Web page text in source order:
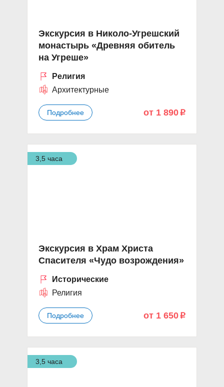
Экскурсия в Николо-Угрешский
монастырь «Древняя обитель
на Угреше»
Религия
Архитектурные
Подробнее от 1 890 p
3,5 часа
Экскурсия в Храм Христа
Спасителя «Чудо возрождения»
Исторические
Религия
Подробнее от 1 650 p
3,5 часа